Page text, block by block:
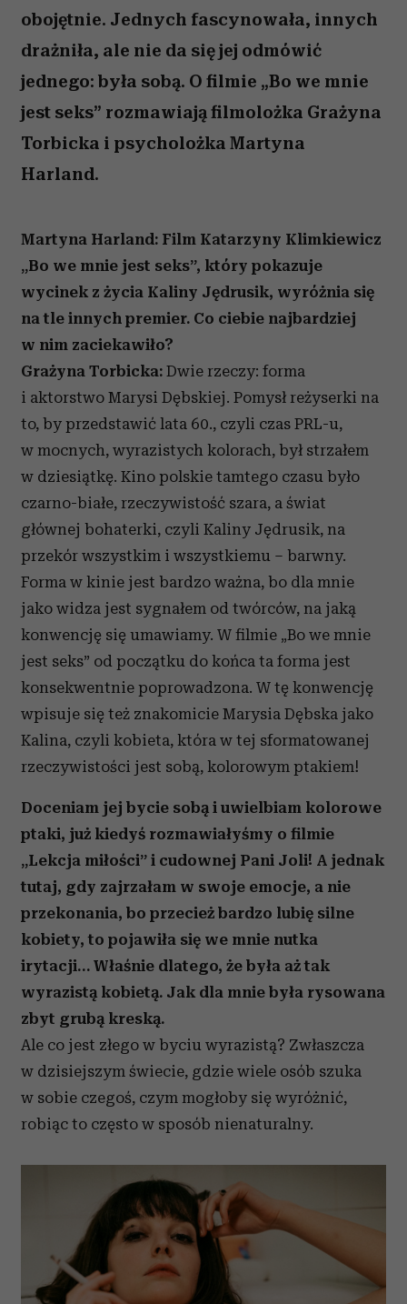
obojętnie. Jednych fascynowała, innych
drażniła, ale nie da się jej odmówić
jednego: była sobą. O filmie „Bo we mnie
jest seks” rozmawiają filmolożka Grażyna
Torbicka i psycholożka Martyna
Harland.
Martyna Harland: Film Katarzyny Klimkiewicz
„Bo we mnie jest seks”, który pokazuje
wycinek z życia Kaliny Jędrusik, wyróżnia się
na tle innych premier. Co ciebie najbardziej
w nim zaciekawiło?
Grażyna Torbicka: Dwie rzeczy: forma
i aktorstwo Marysi Dębskiej. Pomysł reżyserki na
to, by przedstawić lata 60., czyli czas PRL-u,
w mocnych, wyrazistych kolorach, był strzałem
w dziesiątkę. Kino polskie tamtego czasu było
czarno-białe, rzeczywistość szara, a świat
głównej bohaterki, czyli Kaliny Jędrusik, na
przekór wszystkim i wszystkiemu – barwny.
Forma w kinie jest bardzo ważna, bo dla mnie
jako widza jest sygnałem od twórców, na jaką
konwencję się umawiamy. W filmie „Bo we mnie
jest seks” od początku do końca ta forma jest
konsekwentnie poprowadzona. W tę konwencję
wpisuje się też znakomicie Marysia Dębska jako
Kalina, czyli kobieta, która w tej sformatowanej
rzeczywistości jest sobą, kolorowym ptakiem!
Doceniam jej bycie sobą i uwielbiam kolorowe
ptaki, już kiedyś rozmawiałyśmy o filmie
„Lekcja miłości” i cudownej Pani Joli! A jednak
tutaj, gdy zajrzałam w swoje emocje, a nie
przekonania, bo przecież bardzo lubię silne
kobiety, to pojawiła się we mnie nutka
irytacji… Właśnie dlatego, że była aż tak
wyrazistą kobietą. Jak dla mnie była rysowana
zbyt grubą kreską.
Ale co jest złego w byciu wyrazistą? Zwłaszcza
w dzisiejszym świecie, gdzie wiele osób szuka
w sobie czegoś, czym mogłoby się wyróżnić,
robiąc to często w sposób nienaturalny.